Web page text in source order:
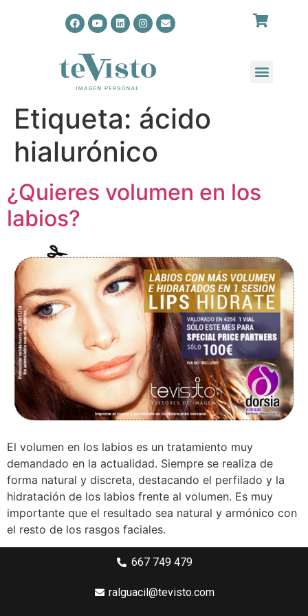
Etiqueta: ácido
hialurónico
¿Quieres volumen en los
labios?
El volumen en los labios es un tratamiento muy
demandado en la actualidad. Siempre se realiza de
forma natural y discreta, destacando el perfilado y la
hidratación de los labios frente al volumen. Es muy
importante que el resultado sea natural y armónico con
el resto de los rasgos faciales.
667 749 479
ralguacil@tevisto.com